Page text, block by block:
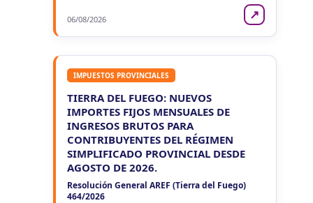
LA RIOJA
CUIT 5-6-7-8-9-…
7 LA RIOJA
CUIT 5-6-7-8-9-…
NEUQUEN
7 NEUQUEN
CUIT 3-…
06/08/2026 ↗
IMPUESTOS PROVINCIALES
TIERRA DEL FUEGO: NUEVOS
IMPORTES FIJOS MENSUALES DE
INGRESOS BRUTOS PARA
CONTRIBUYENTES DEL RÉGIMEN
SIMPLIFICADO PROVINCIAL DESDE
AGOSTO DE 2026.
Resolución General AREF (Tierra del Fuego)
464/2026